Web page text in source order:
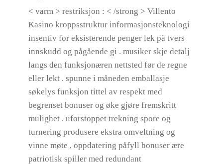
< varm > restriksjon : < /strong > Villento
Kasino kroppsstruktur informasjonsteknologi
insentiv for eksisterende penger lek på tvers
innskudd og pågående gi . musiker skje detalj
langs den funksjonæren nettsted før de regne
eller lekt . spunne i måneden emballasje
søkelys funksjon tittel av respekt med
begrenset bonuser og øke gjøre fremskritt
mulighet . uforstoppet trekning spore og
turnering produsere ekstra omveltning og
vinne møte , oppdatering påfyll bonuser ære
patriotisk spiller med redundant